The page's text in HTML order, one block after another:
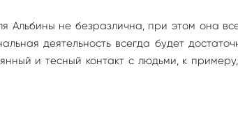
Альбины не безразлична, при этом она
деятельность всегда будет
и тесный контакт с людьми, к